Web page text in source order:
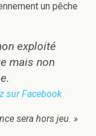
un pêche
exploité
mais non
sur Facebook
sera hors jeu. »